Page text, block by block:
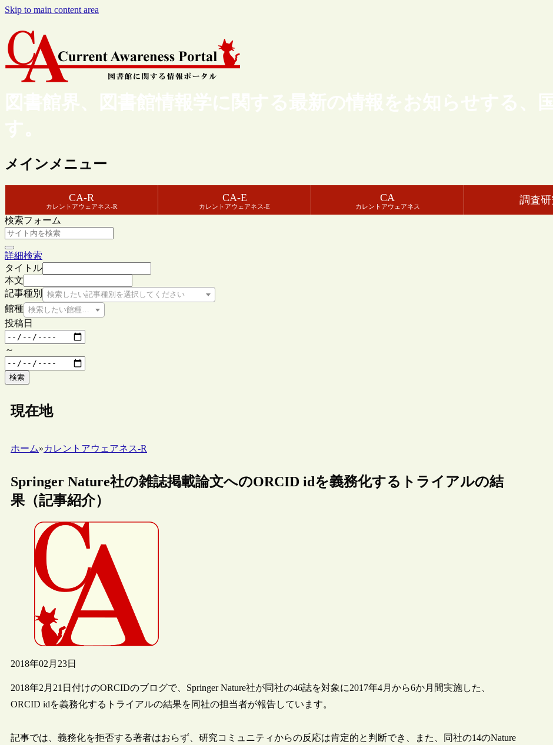
Skip to main content area
図書館界、図書館情報学に関する最新の情報をお知らせする、
す。
メインメニュー
CA-R
カレントアウェアネス-R
CA-E
カレントアウェアネス-E
CA
カレントアウェアネス
調査研
検索フォーム
詳細検索
タイトル
本文
記事種別
検索したい記事種別を選択してください
館種 検索したい館種を選択してください
投稿日
～
検索
現在地
ホーム»カレントアウェアネス-R
Springer Nature社の雑誌掲載論文へのORCID idを義務化するトライアルの結
果（記事紹介）
2018年02月23日
2018年2月21日付けのORCIDのブログで、Springer Nature社が同社の46誌を対象に2017年4月から6か月間実施した、
ORCID idを義務化するトライアルの結果を同社の担当者が報告しています。
記事では、義務化を拒否する著者はおらず、研究コミュニティからの反応は肯定的と判断でき、また、同社の14のNature